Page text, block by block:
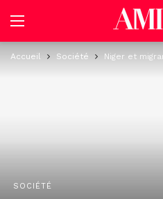
Accueil Société Niger et
SOCIÉTÉ